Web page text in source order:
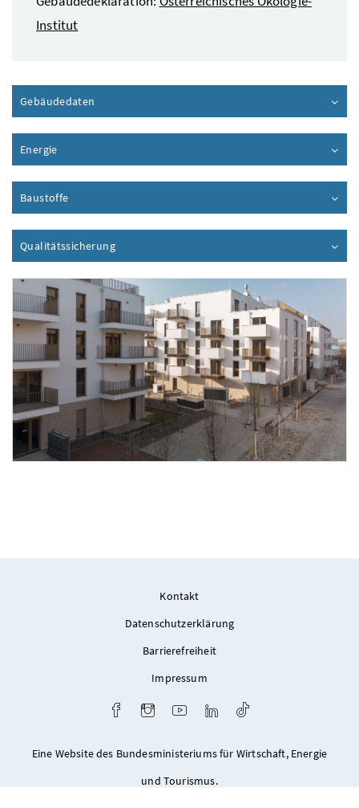
Institut
Gebäudedaten
Energie
Baustoffe
QualitätssicherungInhalt aufklappen
Kontakt
Datenschutzerklärung
Barrierefreiheit
Impressum
FacebookInstagramYoutube LinkedIn
Eine Website des Bundesministeriums für Wirtschaft, Energie
und Tourismus.